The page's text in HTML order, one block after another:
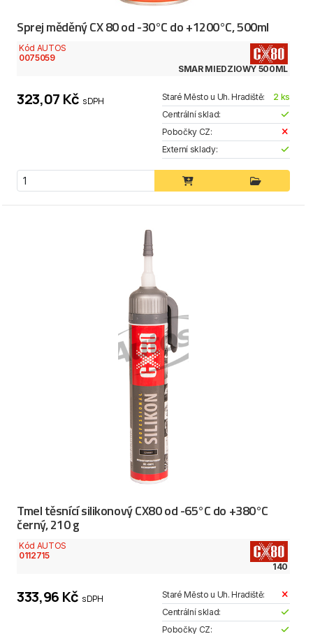
Sprej měděný CX 80 od -30°C do +1200°C, 500ml
Kód AUTOS
0075059
SMAR MIEDZIOWY 500ML
323,07 Kč s DPH Staré Město u Uh. Hradiště:
2 ks
Centrální sklad:
Pobočky CZ:
Externí sklady:
Tmel těsnící silikonový CX80 od -65°C do +380°C
černý, 210 g
Kód AUTOS
0112715
140
333,96 Kč s DPH
Staré Město u Uh. Hradiště:
Centrální sklad:
Pobočky CZ: